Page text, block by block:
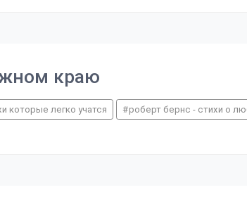
краю
которые легко учатся роберт бернс - стихи о